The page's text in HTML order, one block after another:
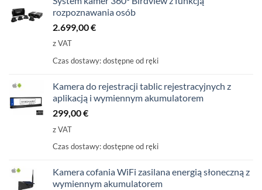
rozpoznawania osób
2.699,00€
z VAT
Czas dostawy:dostępne od ręki
Kamera do rejestracji tablic rejestracyjnych z
aplikacją i wymiennym akumulatorem
299,00€
z VAT
Czas dostawy:dostępne od ręki
Kamera cofania WiFi zasilana energią słoneczną z
wymiennym akumulatorem